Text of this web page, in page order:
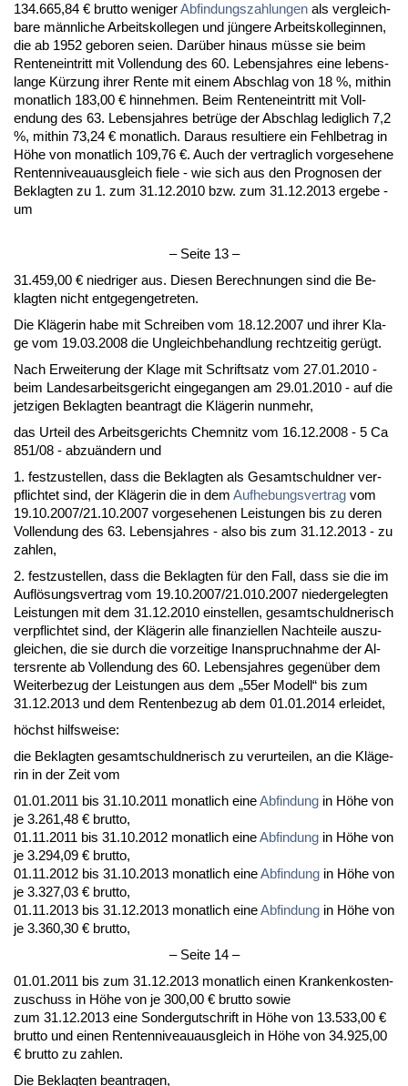
134.665,84 € brut­to we­ni­gerAb­fin­dungs­zah­lun­gen als ver­gleich­
ba­re männ­li­che Ar­beits­kol­le­gen und jünge­re Ar­beits­kol­le­gin­nen,
die ab 1952 ge­bo­ren sei­en. Darüber hin­aus müsse sie beim
Ren­ten­ein­tritt mit Voll­endung des 60. Le­bens­jah­res ei­ne le­bens­
lan­ge Kürzung ih­rer Ren­te mit ei­nem Ab­schlag von 18 %, mit­hin
mo­nat­lich 183,00 € hin­neh­men. Beim Ren­ten­ein­tritt mit Voll­
endung des 63. Le­bens­jah­res betrüge der Ab­schlag le­dig­lich 7,2
%, mit­hin 73,24 € mo­nat­lich. Dar­aus re­sul­tie­re ein Fehl­be­trag in
Höhe von mo­nat­lich 109,76 €. Auch der ver­trag­lich vor­ge­se­he­ne
Ren­ten­ni­veau­aus­gleich fie­le - wie sich aus den Pro­gno­sen der
Be­klag­ten zu 1. zum 31.12.2010 bzw. zum 31.12.2013 er­ge­be -
um
– Sei­te 13 –
31.459,00 € nied­ri­ger aus. Die­sen Be­rech­nun­gen sind die Be­
klag­ten nicht ent­ge­gen­ge­tre­ten.
Die Kläge­rin ha­be mit Schrei­ben vom 18.12.2007 und ih­rer Kla­
ge vom 19.03.2008 die Un­gleich­be­hand­lung recht­zei­tig gerügt.
Nach Er­wei­te­rung der Kla­ge mit Schrift­satz vom 27.01.2010 -
beim Lan­des­ar­beits­ge­richt ein­ge­gan­gen am 29.01.2010 - auf die
jet­zi­gen Be­klag­ten be­an­tragt die Kläge­rin nun­mehr,
das Ur­teil des Ar­beits­ge­richts Chem­nitz vom 16.12.2008 - 5 Ca
851/08 - ab­zuändern und
1. fest­zu­stel­len, dass die Be­klag­ten als Ge­samt­schuld­ner ver­
pflich­tet sind, der Kläge­rin die in dem Auf­he­bungs­ver­trag vom
19.10.2007/21.10.2007 vor­ge­se­he­nen Leis­tun­gen bis zu de­ren
Voll­endung des 63. Le­bens­jah­res - al­so bis zum 31.12.2013 - zu
zah­len,
2. fest­zu­stel­len, dass die Be­klag­ten für den Fall, dass sie die im
Auflösungs­ver­trag vom 19.10.2007/21.010.2007 nie­der­ge­leg­ten
Leis­tun­gen mit dem 31.12.2010 ein­stel­len, ge­samt­schuld­ne­risch
ver­pflich­tet sind, der Kläge­rin al­le fi­nan­zi­el­len Nach­tei­le aus­zu­
glei­chen, die sie durch die vor­zei­ti­ge In­an­spruch­nah­me der Al­
ters­ren­te ab Voll­endung des 60. Le­bens­jah­res ge­genüber dem
Wei­ter­be­zug der Leis­tun­gen aus dem „55er Mo­dell“ bis zum
31.12.2013 und dem Ren­ten­be­zug ab dem 01.01.2014 er­lei­det,
höchst hilfs­wei­se:
die Be­klag­ten ge­samt­schuld­ne­risch zu ver­ur­tei­len, an die Kläge­
rin in der Zeit vom
01.01.2011 bis 31.10.2011 mo­nat­lich ei­neAb­fin­dung in Höhe von
je 3.261,48 € brut­to,
01.11.2011 bis 31.10.2012 mo­nat­lich ei­neAb­fin­dung in Höhe von
je 3.294,09 € brut­to,
01.11.2012 bis 31.10.2013 mo­nat­lich ei­neAb­fin­dung in Höhe von
je 3.327,03 € brut­to,
01.11.2013 bis 31.12.2013 mo­nat­lich ei­neAb­fin­dung in Höhe von
je 3.360,30 € brut­to,
– Sei­te 14 –
01.01.2011 bis zum 31.12.2013 mo­nat­lich ei­nen Kran­ken­kos­ten­
zu­schuss in Höhe von je 300,00 € brut­to so­wie
zum 31.12.2013 ei­ne Son­der­gut­schrift in Höhe von 13.533,00 €
brut­to und ei­nen Ren­ten­ni­veau­aus­gleich in Höhe von 34.925,00
€ brut­to zu zah­len.
Die Be­klag­ten be­an­tra­gen,